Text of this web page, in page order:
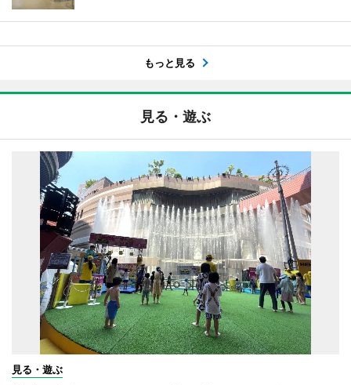
もっと見る
見る・遊ぶ
見る・遊ぶ